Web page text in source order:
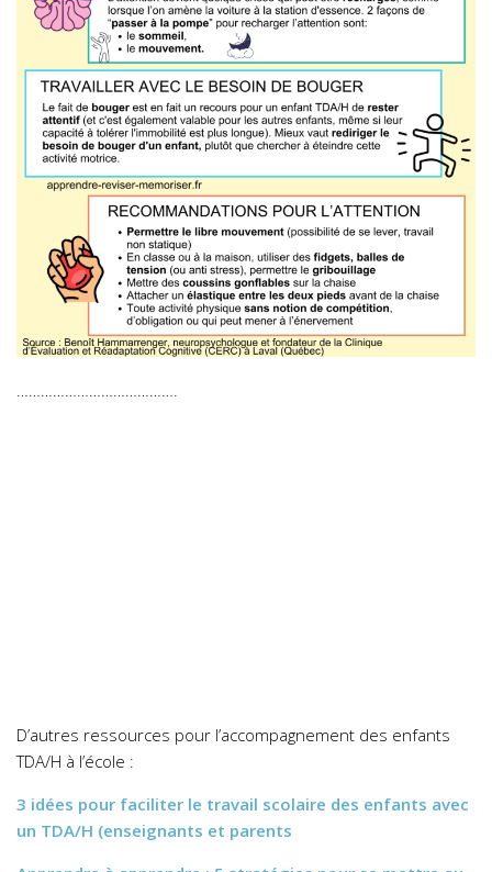
D’autres ressources pour l’accompagnement des enfants
TDA/H à l’école :
3 idées pour faciliter le travail scolaire des enfants avec
un TDA/H (enseignants et parents